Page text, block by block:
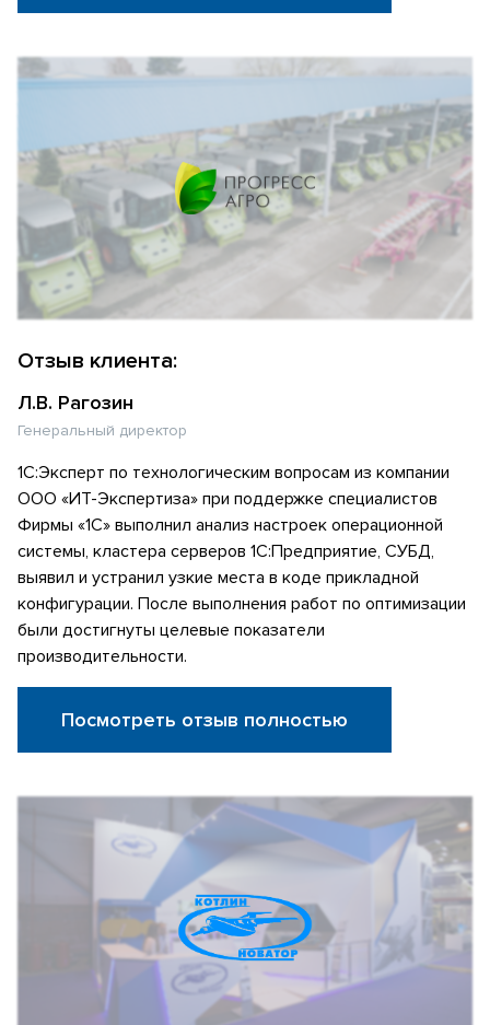
Отзыв клиента:
Л.В. Рагозин
Генеральный директор
1С:Эксперт по технологическим вопросам из компании
ООО «ИТ-Экспертиза» при поддержке специалистов
Фирмы «1С» выполнил анализ настроек операционной
системы, кластера серверов 1С:Предприятие, СУБД,
выявил и устранил узкие места в коде прикладной
конфигурации. После выполнения работ по оптимизации
были достигнуты целевые показатели
производительности.
Посмотреть отзыв полностью